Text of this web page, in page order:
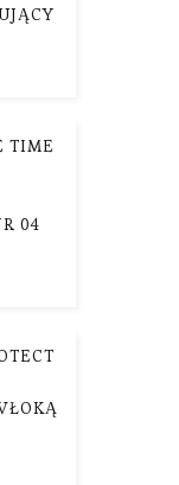
TIME
04